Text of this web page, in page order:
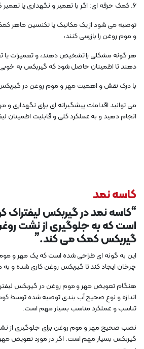
6. کمک حرفه ای: اگر با تعمیر و نگهداری یا تعمیر گیربکس آشنایی ندارید،
توصیه می شود از یک مکانیک یا تکنسین ماهر کمک
و موم روغن را بازرسی کنند،
هر گونه مشکلی را تشخیص دهند، و تعمیرات یا
دهند تا اطمینان حاصل شود که گیربکس به
با درک نقش و اهمیت مهر و موم روغن در گیربکس
می توانید اقدامات پیشگیرانه ای برای نگهداری و
انجام دهید و به عملکرد کلی و قابلیت اطمینان
کاسه نمد
“کاسه نمد در گیربکس لیفتراک
است که به جلوگیری از نشت
گیربکس کمک می کند.”
این به گونه ای طراحی شده است که یک مهر و
چرخان ایجاد کند تا گیربکس روغن کاری شده و به
هنگام تعویض مهر و موم روغن در گیربکس
اندازه و نوع صحیح آب بندی توصیه شده توسط
تناسب و عملکرد مناسب بسیار مهم است.
نصب صحیح مهر و موم روغن برای جلوگیری از
گیربکس بسیار مهم است. اگر در مورد تعویض